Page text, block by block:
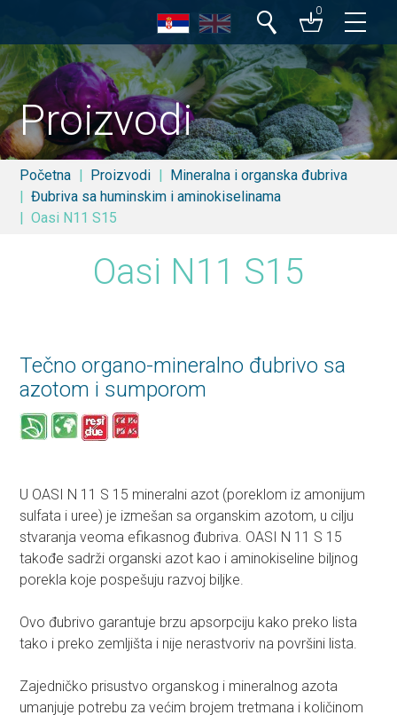
0
Pretraga
Proizvodi
Početna Proizvodi
Mineralna i organska đubriva
Đubriva sa huminskim i aminokiselinama
Oasi N11 S15
Oasi N11 S15
Tečno organo-mineralno đubrivo sa
azotom i sumporom
U OASI N 11 S 15 mineralni azot (poreklom iz amonijum
sulfata i uree) je izmešan sa organskim azotom, u cilju
stvaranja veoma efikasnog đubriva. OASI N 11 S 15
takođe sadrži organski azot kao i aminokiseline biljnog
porekla koje pospešuju razvoj biljke.
Ovo đubrivo garantuje brzu apsorpciju kako preko lista
tako i preko zemljišta i nije nerastvoriv na površini lista.
Zajedničko prisustvo organskog i mineralnog azota
umanjuje potrebu za većim brojem tretmana i količinom